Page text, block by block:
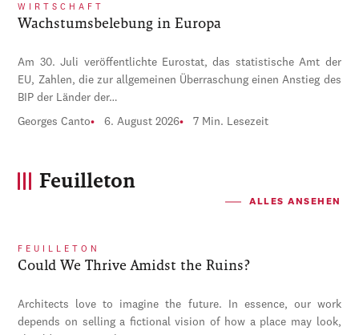
WIRTSCHAFT
Wachstumsbelebung in Europa
Am 30. Juli veröffentlichte Eurostat, das statistische Amt der
EU, Zahlen, die zur allgemeinen Überraschung einen Anstieg des
BIP der Länder der…
Georges Canto 6. August 2026 7 Min. Lesezeit
Feuilleton
ALLES ANSEHEN
FEUILLETON
Could We Thrive Amidst the Ruins?
Architects love to imagine the future. In essence, our work
depends on selling a fictional vision of how a place may look,